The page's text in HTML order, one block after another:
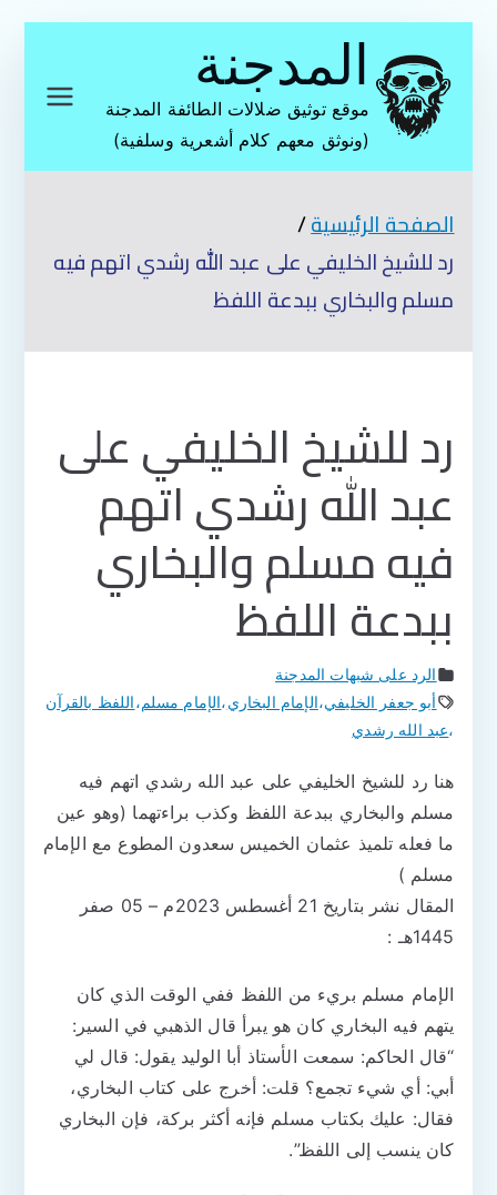
المحتوى
المدجنة
موقع توثيق ضلالات الطائفة المدجنة
(ونوثق معهم كلام أشعرية وسلفية)
الصفحة الرئيسية
رد للشيخ الخليفي على عبد الله رشدي اتهم فيه
مسلم والبخاري ببدعة اللفظ
رد للشيخ الخليفي على
عبد الله رشدي اتهم
فيه مسلم والبخاري
ببدعة اللفظ
الرد على شبهات المدجنة
أبو جعفر الخليفي،الإمام البخاري،الإمام مسلم،اللفظ بالقرآن
،عبد الله رشدي
هنا رد للشيخ الخليفي على عبد الله رشدي اتهم فيه
مسلم والبخاري ببدعة اللفظ وكذب براءتهما (وهو عين
ما فعله تلميذ عثمان الخميس سعدون المطوع مع الإمام
مسلم )
المقال نشر بتاريخ 21 أغسطس 2023م – 05 صفر
1445هـ :
‏الإمام مسلم بريء من اللفظ ففي الوقت الذي كان
يتهم فيه البخاري كان هو يبرأ قال الذهبي في السير:
“قال الحاكم: سمعت الأستاذ أبا الوليد يقول: قال لي
أبي: أي شيء تجمع؟ قلت: أخرج على كتاب البخاري،
فقال: عليك بكتاب مسلم فإنه أكثر بركة، فإن البخاري
كان ينسب إلى اللفظ”.